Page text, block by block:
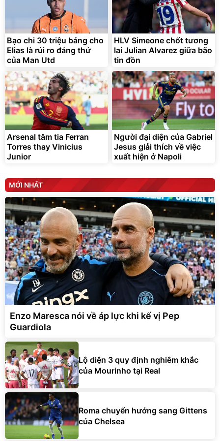
Lót ghế ôtô, nâng lưng
chống nóng giúp thoải mái
trong di chuyển
295.000đ
Đã bán nhiều
Bạo chi 30 triệu bảng cho
Elias là rủi ro đáng thử
của Man Utd
HLV Simeone chốt tương
lai Julian Alvarez giữa bão
tin đồn
Arsenal tăm tia Ferran
Torres thay Vinicius
Junior
Người đại diện của Gabriel
Jesus giải thích về việc
xuất hiện ở Napoli
MỚI NHẤT
Enzo Maresca nói về áp lực khi kế vị Pep
Guardiola
Lộ diện 3 quy định nghiêm khắc
của Mourinho tại Real
Roma chuyển hướng sang Gittens
của Chelsea